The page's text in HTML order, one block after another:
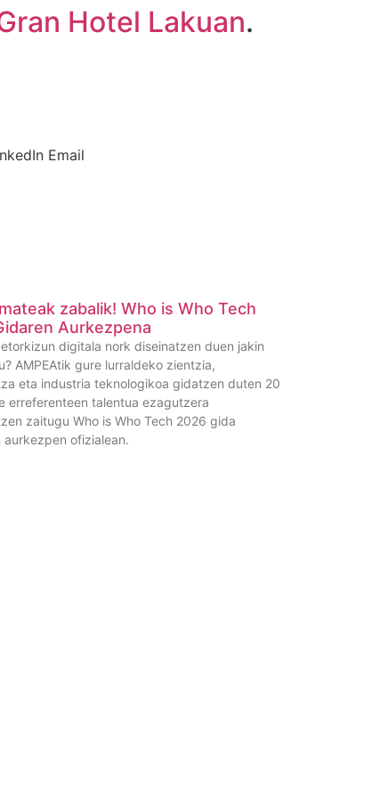
Hotel Lakuan.
Email
zabalik! Who is Who Tech
Aurkezpena
digitala nork diseinatzen duen jakin
AMPEAtik gure lurraldeko zientzia,
eta industria teknologikoa gidatzen duten 20
erreferenteen talentua ezagutzera
zaitugu Who is Who Tech 2026 gida
aurkezpen ofizialean.